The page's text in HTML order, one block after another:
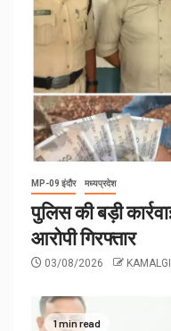
MP-09 इंदौर मध्यप्रदेश
पुलिस की बड़ी
आरोपी गिरफ्तार
03/08/2026
1 min read